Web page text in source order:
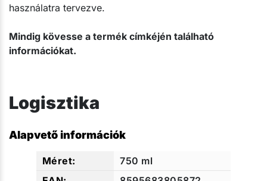
használatra tervezve.
Mindig kövesse a termék címkéjén található
információkat.
Logisztika
Alapvető információk
750 ml